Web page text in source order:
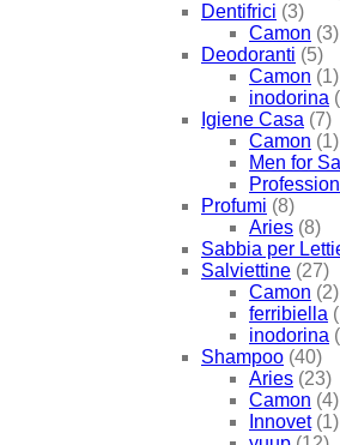
Dentifrici (3)
Camon (3)
Deodoranti (5)
Camon (1)
inodorina
Igiene Casa (7)
Camon (1)
Men for
Profumi (8)
Aries (8)
Sabbia per
Salviettine (27)
Camon (2)
ferribiella
inodorina
Shampoo (40)
Aries (23)
Camon (4)
Innovet (1)